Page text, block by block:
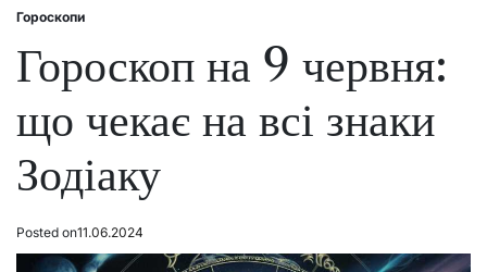
Posted
Гороскопи
Гороскоп на 9 червня:
що чекає на всі знаки
Зодіаку
Posted on11.06.2024